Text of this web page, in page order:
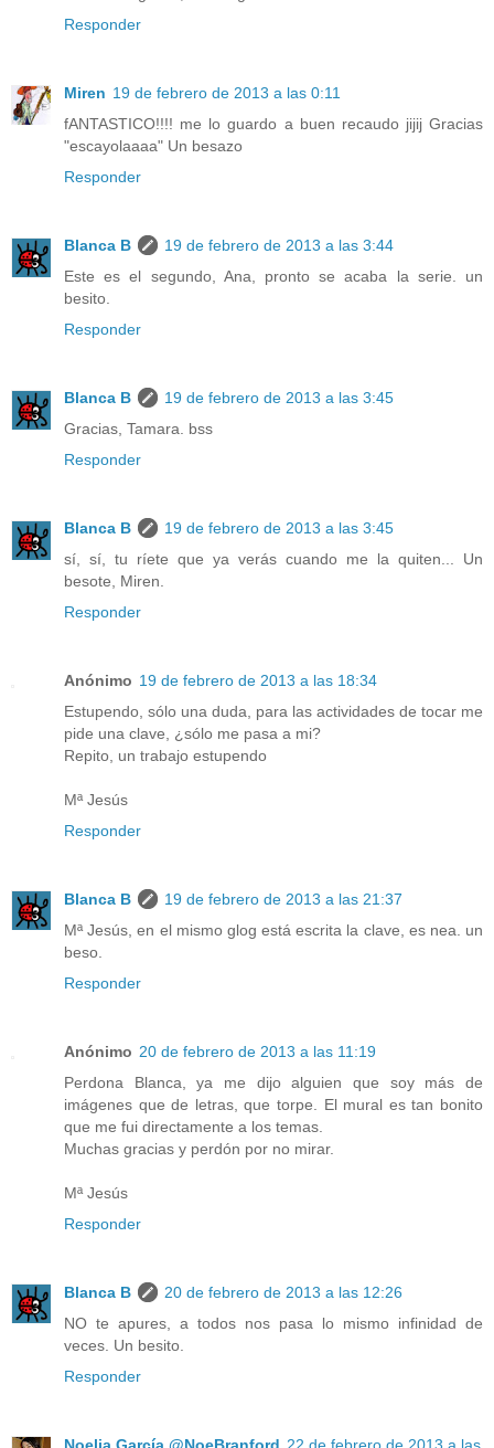
Responder
Miren 19 de febrero de 2013 a las 0:11
fANTASTICO!!!! me lo guardo a buen recaudo jijij Gracias
"escayolaaaa" Un besazo
Responder
Blanca B
19 de febrero de 2013 a las 3:44
Este es el segundo, Ana, pronto se acaba la serie. un
besito.
Responder
Blanca B
19 de febrero de 2013 a las 3:45
Gracias, Tamara. bss
Responder
Blanca B
19 de febrero de 2013 a las 3:45
sí, sí, tu ríete que ya verás cuando me la quiten... Un
besote, Miren.
Responder
Anónimo 19 de febrero de 2013 a las 18:34
Estupendo, sólo una duda, para las actividades de tocar me
pide una clave, ¿sólo me pasa a mi?
Repito, un trabajo estupendo
Mª Jesús
Responder
Blanca B
19 de febrero de 2013 a las 21:37
Mª Jesús, en el mismo glog está escrita la clave, es nea. un
beso.
Responder
Anónimo 20 de febrero de 2013 a las 11:19
Perdona Blanca, ya me dijo alguien que soy más de
imágenes que de letras, que torpe. El mural es tan bonito
que me fui directamente a los temas.
Muchas gracias y perdón por no mirar.
Mª Jesús
Responder
Blanca B
20 de febrero de 2013 a las 12:26
NO te apures, a todos nos pasa lo mismo infinidad de
veces. Un besito.
Responder
Noelia García @NoeBranford 22 de febrero de 2013 a las